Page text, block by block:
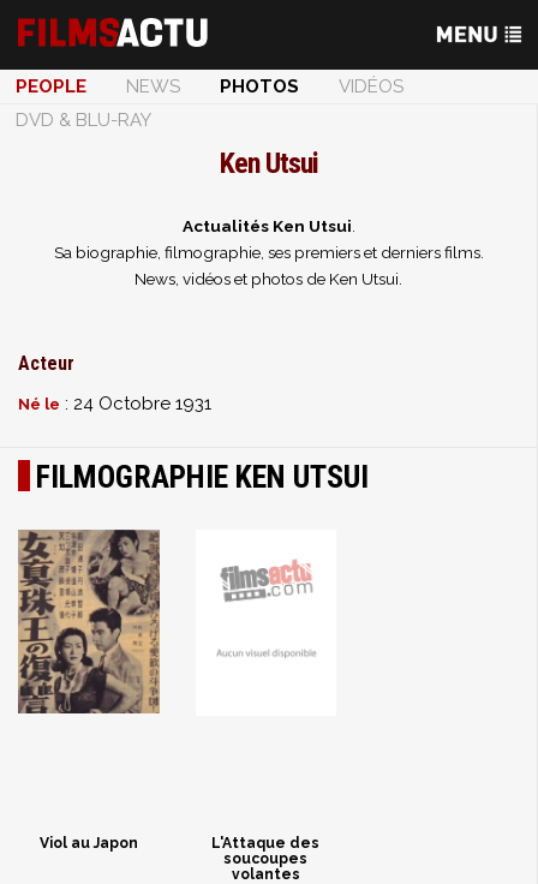
PEOPLE NEWS PHOTOS
VIDÉOS
DVD & BLU-RAY
Ken Utsui
Actualités Ken Utsui
Sa biographie, filmographie, ses premiers et derniers films.
News, vidéos et photos de Ken Utsui.
Acteur
Né le : 24 Octobre 1931
FILMOGRAPHIE KEN UTSUI
Viol au Japon
L'Attaque des
soucoupes
volantes